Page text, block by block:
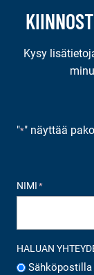
Kysy
"*" näyttää
NIMI *
HALUAN
Sähköpostilla